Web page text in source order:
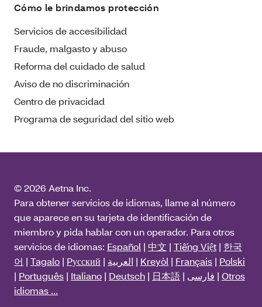
Cómo le brindamos protección
Servicios de accesibilidad
Fraude, malgasto y abuso
Reforma del cuidado de salud
Aviso de no discriminación
Centro de privacidad
Programa de seguridad del sitio web
© 2026 Aetna Inc.
Para obtener servicios de idiomas, llame al número
que aparece en su tarjeta de identificación de
miembro y pida hablar con un operador. Para otros
servicios de idiomas: Español | 中文 | Tiếng Việt | 한국
어 | Tagalo | Pусский | العربية | Kreyòl | Français | Polski
| Português | Italiano | Deutsch | 日本語 | فارسی | Otros
idiomas ...